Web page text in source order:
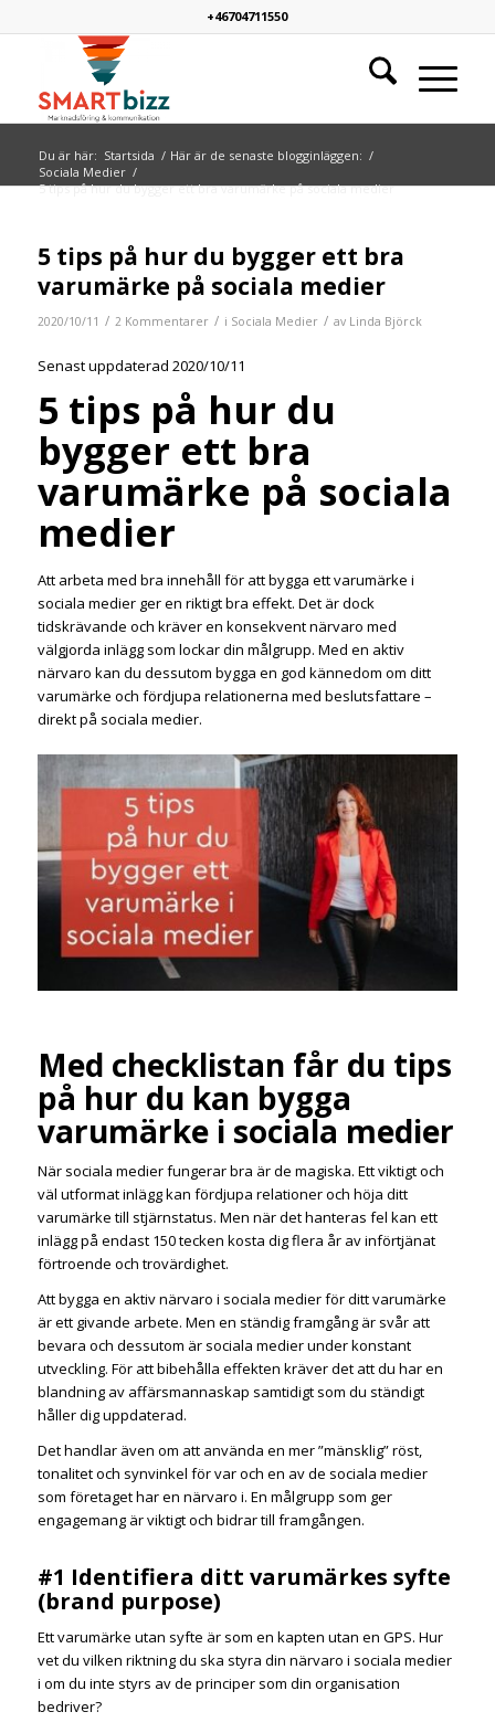
+46704711550
Du är här: Startsida / Här är de senaste blogginläggen: /
Sociala Medier /
5 tips på hur du bygger ett bra varumärke på sociala medier
5 tips på hur du bygger ett bra
varumärke på sociala medier
2020/10/11 / 2 Kommentarer / i Sociala Medier / av Linda Björck
Senast uppdaterad 2020/10/11
5 tips på hur du
bygger ett bra
varumärke på sociala
medier
Att arbeta med bra innehåll för att bygga ett varumärke i
sociala medier ger en riktigt bra effekt. Det är dock
tidskrävande och kräver en konsekvent närvaro med
välgjorda inlägg som lockar din målgrupp. Med en aktiv
närvaro kan du dessutom bygga en god kännedom om ditt
varumärke och fördjupa relationerna med beslutsfattare –
direkt på sociala medier.
Med checklistan får du tips
på hur du kan bygga
varumärke i sociala medier
När sociala medier fungerar bra är de magiska. Ett viktigt och
väl utformat inlägg kan fördjupa relationer och höja ditt
varumärke till stjärnstatus. Men när det hanteras fel kan ett
inlägg på endast 150 tecken kosta dig flera år av införtjänat
förtroende och trovärdighet.
Att bygga en aktiv närvaro i sociala medier för ditt varumärke
är ett givande arbete. Men en ständig framgång är svår att
bevara och dessutom är sociala medier under konstant
utveckling. För att bibehålla effekten kräver det att du har en
blandning av affärsmannaskap samtidigt som du ständigt
håller dig uppdaterad.
Det handlar även om att använda en mer ”mänsklig” röst,
tonalitet och synvinkel för var och en av de sociala medier
som företaget har en närvaro i. En målgrupp som ger
engagemang är viktigt och bidrar till framgången.
#1 Identifiera ditt varumärkes syfte
(brand purpose)
Ett varumärke utan syfte är som en kapten utan en GPS. Hur
vet du vilken riktning du ska styra din närvaro i sociala medier
i om du inte styrs av de principer som din organisation
bedriver?